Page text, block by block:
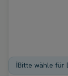
ℹ️Bitte wähle für